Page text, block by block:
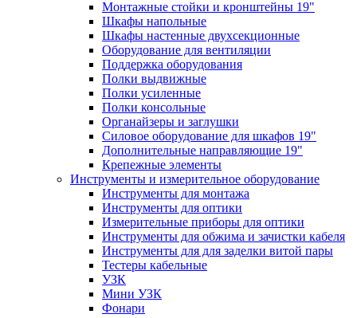
Монтажные стойки и кронштейны 19"
Шкафы напольные
Шкафы настенные двухсекционные
Оборудование для вентиляции
Поддержка оборудования
Полки выдвижные
Полки усиленные
Полки консольные
Органайзеры и заглушки
Силовое оборудование для шкафов 19"
Дополнительные направляющие 19"
Крепежные элементы
Инструменты и измерительное оборудование
Инструменты для монтажа
Инструменты для оптики
Измерительные приборы для оптики
Инструменты для обжима и зачистки кабеля
Инструменты для для заделки витой пары
Тестеры кабельные
УЗК
Мини УЗК
Фонари